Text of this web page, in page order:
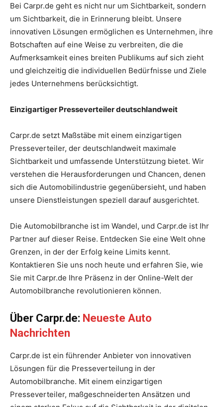
Bei Carpr.de geht es nicht nur um Sichtbarkeit, sondern
um Sichtbarkeit, die in Erinnerung bleibt. Unsere
innovativen Lösungen ermöglichen es Unternehmen, ihre
Botschaften auf eine Weise zu verbreiten, die die
Aufmerksamkeit eines breiten Publikums auf sich zieht
und gleichzeitig die individuellen Bedürfnisse und Ziele
jedes Unternehmens berücksichtigt.
Einzigartiger Presseverteiler deutschlandweit
Carpr.de setzt Maßstäbe mit einem einzigartigen
Presseverteiler, der deutschlandweit maximale
Sichtbarkeit und umfassende Unterstützung bietet. Wir
verstehen die Herausforderungen und Chancen, denen
sich die Automobilindustrie gegenübersieht, und haben
unsere Dienstleistungen speziell darauf ausgerichtet.
Die Automobilbranche ist im Wandel, und Carpr.de ist Ihr
Partner auf dieser Reise. Entdecken Sie eine Welt ohne
Grenzen, in der der Erfolg keine Limits kennt.
Kontaktieren Sie uns noch heute und erfahren Sie, wie
Sie mit Carpr.de Ihre Präsenz in der Online-Welt der
Automobilbranche revolutionieren können.
Über Carpr.de: Neueste Auto
Nachrichten
Carpr.de ist ein führender Anbieter von innovativen
Lösungen für die Presseverteilung in der
Automobilbranche. Mit einem einzigartigen
Presseverteiler, maßgeschneiderten Ansätzen und